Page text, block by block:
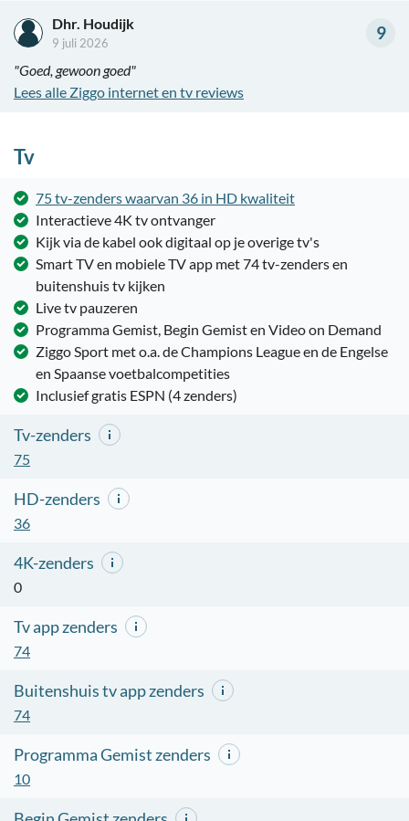
9
Dhr. Houdijk
9 juli 2026
"Goed, gewoon goed"
Lees alle Ziggo internet en tv reviews
Tv
75 tv-zenders waarvan 36 in HD kwaliteit
Interactieve 4K tv ontvanger
Kijk via de kabel ook digitaal op je overige tv's
Smart TV en mobiele TV app met 74 tv-zenders en
buitenshuis tv kijken
Live tv pauzeren
Programma Gemist, Begin Gemist en Video on Demand
Ziggo Sport met o.a. de Champions League en de Engelse
en Spaanse voetbalcompetities
Inclusief gratis ESPN (4 zenders)
Tv-zenders
75
HD-zenders
36
4K-zenders
0
Tv app zenders
74
Buitenshuis tv app zenders
74
Programma Gemist zenders
10